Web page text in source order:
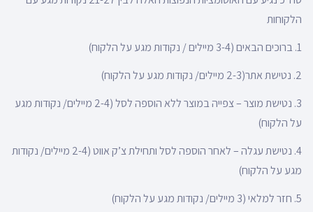
הלקוחות
1. ברוכים הבאים (3-4 מיילים / נקודות מגע על הלקוח)
2. נטישת אתר(2-3 מיילים/ נקודות מגע על הלקוח)
3. נטישת מוצר – צפייה במוצר ללא הוספה לסל (2-4 מיילים/ נקודות מגע
על הלקוח)
4. נטישת עגלה – לאחר הוספה לסל ותחילת צ’ק אווט (2-4 מיילים/ נקודות
מגע על הלקוח)
5. חזר למלאי (3 מיילים/ נקודות מגע על הלקוח)